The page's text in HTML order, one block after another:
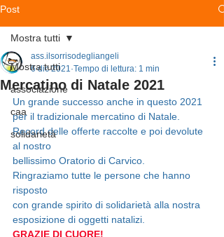
Post
Mostra tutti
associazione
caa
solidarietà
Mostra tutti
Mercatino di Natale 2021
ass.ilsorrisodegliangeli
6 dic 2021 Tempo di lettura: 1 min
Un grande successo anche in questo 2021
per il tradizionale mercatino di Natale.
Record delle offerte raccolte e poi devolute
al nostro
bellissimo Oratorio di Carvico.
Ringraziamo tutte le persone che hanno
risposto
con grande spirito di solidarietà alla nostra
esposizione di oggetti natalizi.
GRAZIE DI CUORE!